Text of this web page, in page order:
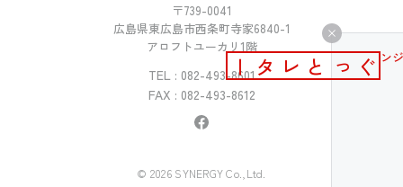
〒739-0041
広島県東広島市西条町寺家6840-1
アロフトユーカリ1階
TEL : 082-493-8601
FAX : 082-493-8612
© 2026 SYNERGY Co.,Ltd.
メールマガジン
ぐっとレター